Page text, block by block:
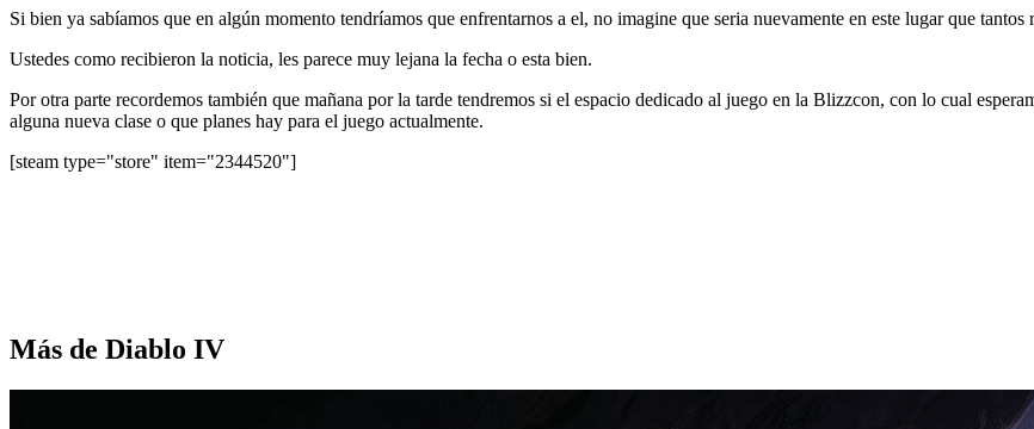
Si bien ya sabíamos que en algún momento tendríamos que enfrentarnos a el, no imagine que seria nuevamente en este lugar que tantos
Ustedes como recibieron la noticia, les parece muy lejana la fecha o esta bien.
Por otra parte recordemos también que mañana por la tarde tendremos si el espacio dedicado al juego en la Blizzcon, con lo cual
alguna nueva clase o que planes hay para el juego actualmente.
[steam type="store" item="2344520"]
Más de Diablo IV